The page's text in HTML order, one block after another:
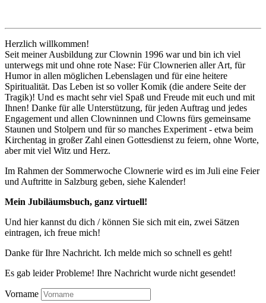
Herzlich willkommen!
Seit meiner Ausbildung zur Clownin 1996 war und bin ich viel
unterwegs mit und ohne rote Nase: Für Clownerien aller Art, für
Humor in allen möglichen Lebenslagen und für eine heitere
Spiritualität. Das Leben ist so voller Komik (die andere Seite der
Tragik)! Und es macht sehr viel Spaß und Freude mit euch und mit
Ihnen! Danke für alle Unterstützung, für jeden Auftrag und jedes
Engagement und allen Clowninnen und Clowns fürs gemeinsame
Staunen und Stolpern und für so manches Experiment - etwa beim
Kirchentag in großer Zahl einen Gottesdienst zu feiern, ohne Worte,
aber mit viel Witz und Herz.
Im Rahmen der Sommerwoche Clownerie wird es im Juli eine Feier
und Auftritte in Salzburg geben, siehe Kalender!
Mein Jubiläumsbuch, ganz virtuell!
Und hier kannst du dich / können Sie sich mit ein, zwei Sätzen
eintragen, ich freue mich!
Danke für Ihre Nachricht. Ich melde mich so schnell es geht!
Es gab leider Probleme! Ihre Nachricht wurde nicht gesendet!
Vorname